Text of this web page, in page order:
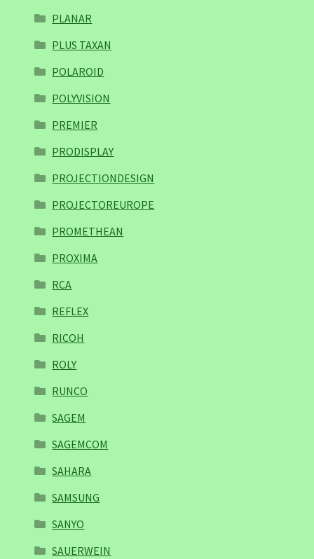
PLANAR
PLUS TAXAN
POLAROID
POLYVISION
PREMIER
PRODISPLAY
PROJECTIONDESIGN
PROJECTOREUROPE
PROMETHEAN
PROXIMA
RCA
REFLEX
RICOH
ROLY
RUNCO
SAGEM
SAGEMCOM
SAHARA
SAMSUNG
SANYO
SAUERWEIN